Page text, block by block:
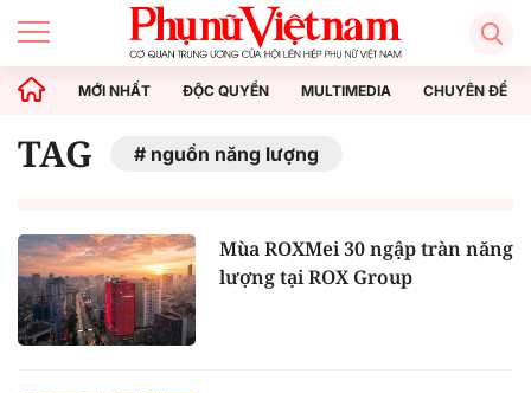
MỚI NHẤT ĐỘC QUYỀN MULTIMEDIA CHUYÊN ĐỀ
TAG nguồn năng lượng
Mùa ROXMei 30 ngập tràn năng
lượng tại ROX Group